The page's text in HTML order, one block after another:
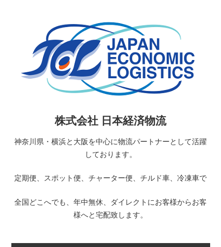
経
流
ECONOMIC
株式会社 日本経済物流
神奈川県・横浜と大阪を中心に物流パートナーとして活躍
しております。
定期便、スポット便、チャーター便、チルド車、冷凍車で
全国どこへでも、年中無休、ダイレクトにお客様からお客
様へと宅配致します。